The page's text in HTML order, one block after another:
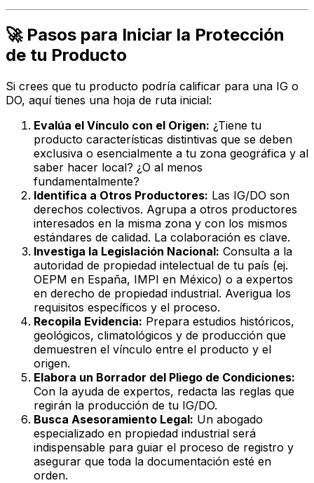
🚀 Pasos para Iniciar la Protección
de tu Producto
Si crees que tu producto podría calificar para una IG o
DO, aquí tienes una hoja de ruta inicial:
Evalúa el Vínculo con el Origen: ¿Tiene tu
producto características distintivas que se deben
exclusiva o esencialmente a tu zona geográfica y al
saber hacer local? ¿O al menos
fundamentalmente?
Identifica a Otros Productores: Las IG/DO son
derechos colectivos. Agrupa a otros productores
interesados en la misma zona y con los mismos
estándares de calidad. La colaboración es clave.
Investiga la Legislación Nacional: Consulta a la
autoridad de propiedad intelectual de tu país (ej.
OEPM en España, IMPI en México) o a expertos
en derecho de propiedad industrial. Averigua los
requisitos específicos y el proceso.
Recopila Evidencia: Prepara estudios históricos,
geológicos, climatológicos y de producción que
demuestren el vínculo entre el producto y el
origen.
Elabora un Borrador del Pliego de Condiciones:
Con la ayuda de expertos, redacta las reglas que
regirán la producción de tu IG/DO.
Busca Asesoramiento Legal: Un abogado
especializado en propiedad industrial será
indispensable para guiar el proceso de registro y
asegurar que toda la documentación esté en
orden.